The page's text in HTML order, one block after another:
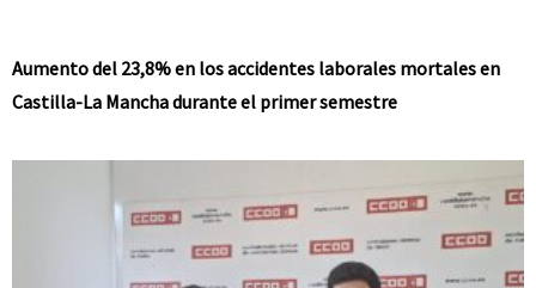
Aumento del 23,8% en los accidentes laborales mortales en
Castilla-La Mancha durante el primer semestre